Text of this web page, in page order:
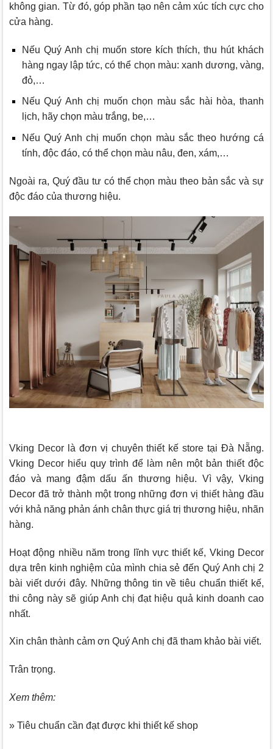
không gian. Từ đó, góp phần tạo nên cảm xúc tích cực cho
cửa hàng.
Nếu Quý Anh chị muốn store kích thích, thu hút khách
hàng ngay lập tức, có thể chọn màu: xanh dương, vàng,
đỏ,…
Nếu Quý Anh chị muốn chọn màu sắc hài hòa, thanh
lịch, hãy chọn màu trắng, be,…
Nếu Quý Anh chị muốn chọn màu sắc theo hướng cá
tính, độc đáo, có thể chọn màu nâu, đen, xám,…
Ngoài ra, Quý đầu tư có thể chọn màu theo bản sắc và sự
độc đáo của thương hiệu.
Vking Decorlà đơn vị chuyên thiết kế store tại Đà Nẵng.
Vking Decor hiểu quy trình để làm nên một bản thiết độc
đáo và mang đậm dấu ấn thương hiệu. Vì vậy, Vking
Decor đã trở thành một trong những đơn vị thiết hàng đầu
với khả năng phản ánh chân thực giá trị thương hiệu, nhãn
hàng.
Hoạt động nhiều năm trong lĩnh vực thiết kế, Vking Decor
dựa trên kinh nghiệm của mình chia sẻ đến Quý Anh chị 2
bài viết dưới đây. Những thông tin về tiêu chuẩn thiết kế,
thi công này sẽ giúp Anh chị đạt hiệu quả kinh doanh cao
nhất.
Xin chân thành cảm ơn Quý Anh chị đã tham khảo bài viết.
Trân trọng.
Xem thêm:
» Tiêu chuẩn cần đạt được khi thiết kế shop